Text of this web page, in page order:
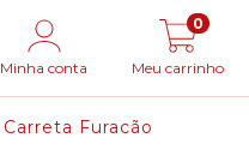
Minha conta Meu carrinho
0
Carreta Furacão